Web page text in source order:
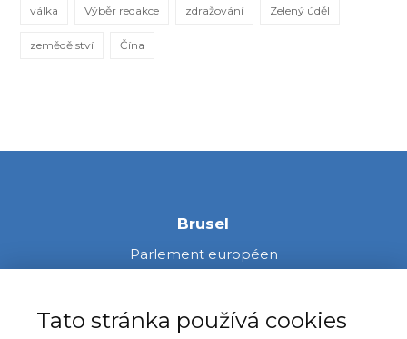
válka Výběr redakce zdražování Zelený úděl
zemědělství Čína
Brusel
Parlement européen
60, rue Wiertz / Wiertzstraat 60
Tato stránka používá cookies